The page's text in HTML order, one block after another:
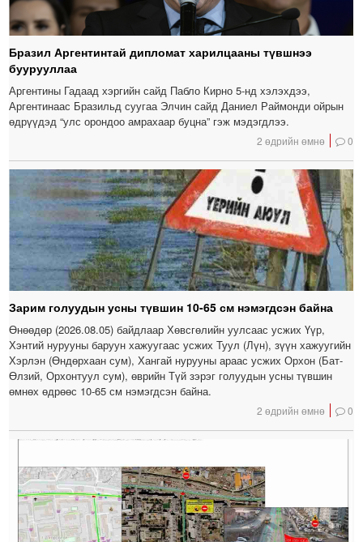
Бразил Аргентинтай дипломат харилцааны түвшнээ
буурууллаа
Аргентины Гадаад хэргийн сайд Пабло Кирно 5-нд хэлэхдээ,
Аргентинаас Бразильд суугаа Элчин сайд Даниел Раймонди ойрын
өдрүүдэд “улс орондоо амрахаар буцна” гэж мэдэгдлээ.
2 өдрийн өмнө 0
Зарим голуудын усны түвшин 10-65 см нэмэгдсэн байна
Өнөөдөр (2026.08.05) байдлаар Хөвсгөлийн уулсаас усжих Үүр,
Хэнтий нурууны баруун хажуугаас усжих Туул (Лүн), зүүн хажуугийн
Хэрлэн (Өндөрхаан сум), Хангай нурууны араас усжих Орхон (Бат-
Өлзий, Орхонтуул сум), өврийн Түй зэрэг голуудын усны түвшин
өмнөх өдрөөс 10-65 см нэмэгдсэн байна.
2 өдрийн өмнө 0